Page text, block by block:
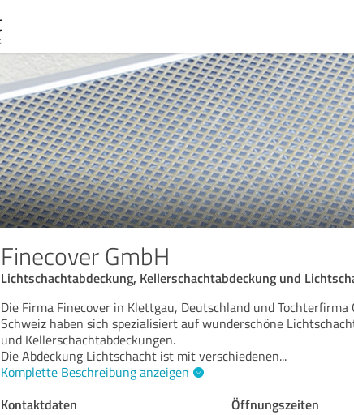
Finecover GmbH
Lichtschachtabdeckung, Kellerschachtabdeckung und
Die Firma Finecover in Klettgau, Deutschland und Tochterfirma
Schweiz haben sich spezialisiert auf wunderschöne
und Kellerschachtabdeckungen.
Die Abdeckung Lichtschacht ist mit verschiedenen...
Komplette Beschreibung anzeigen
Kontaktdaten Öffnungszeiten